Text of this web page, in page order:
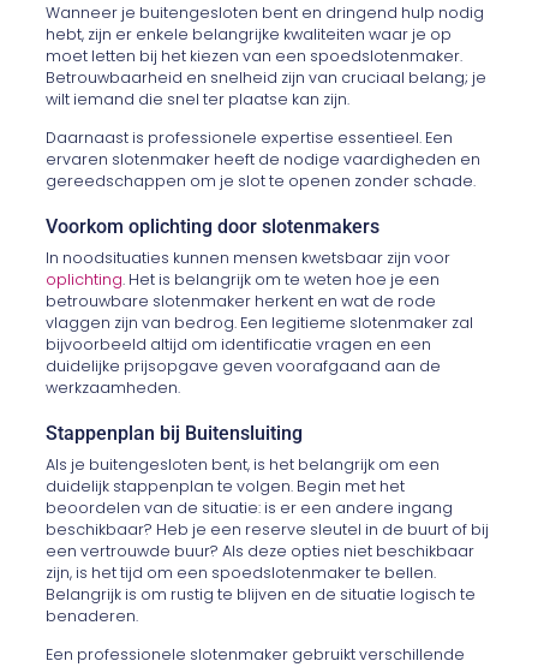
Wanneer je buitengesloten bent en dringend hulp nodig
hebt, zijn er enkele belangrijke kwaliteiten waar je op
moet letten bij het kiezen van een spoedslotenmaker.
Betrouwbaarheid en snelheid zijn van cruciaal belang; je
wilt iemand die snel ter plaatse kan zijn.
Daarnaast is professionele expertise essentieel. Een
ervaren slotenmaker heeft de nodige vaardigheden en
gereedschappen om je slot te openen zonder schade.
Voorkom oplichting door slotenmakers
In noodsituaties kunnen mensen kwetsbaar zijn voor
oplichting. Het is belangrijk om te weten hoe je een
betrouwbare slotenmaker herkent en wat de rode
vlaggen zijn van bedrog. Een legitieme slotenmaker zal
bijvoorbeeld altijd om identificatie vragen en een
duidelijke prijsopgave geven voorafgaand aan de
werkzaamheden.
Stappenplan bij Buitensluiting
Als je buitengesloten bent, is het belangrijk om een
duidelijk stappenplan te volgen. Begin met het
beoordelen van de situatie: is er een andere ingang
beschikbaar? Heb je een reserve sleutel in de buurt of bij
een vertrouwde buur? Als deze opties niet beschikbaar
zijn, is het tijd om een spoedslotenmaker te bellen.
Belangrijk is om rustig te blijven en de situatie logisch te
benaderen.
Een professionele slotenmaker gebruikt verschillende